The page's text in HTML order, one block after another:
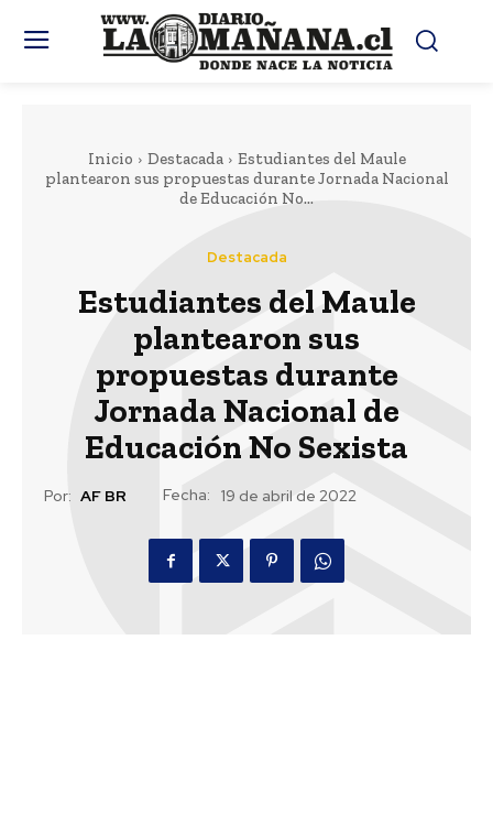
Inicio Destacada
Estudiantes del Maule
plantearon sus propuestas durante Jornada Nacional
de Educación No...
Destacada
Estudiantes del Maule
plantearon sus
propuestas durante
Jornada Nacional de
Educación No Sexista
Por: AF BR Fecha: 19 de abril de 2022